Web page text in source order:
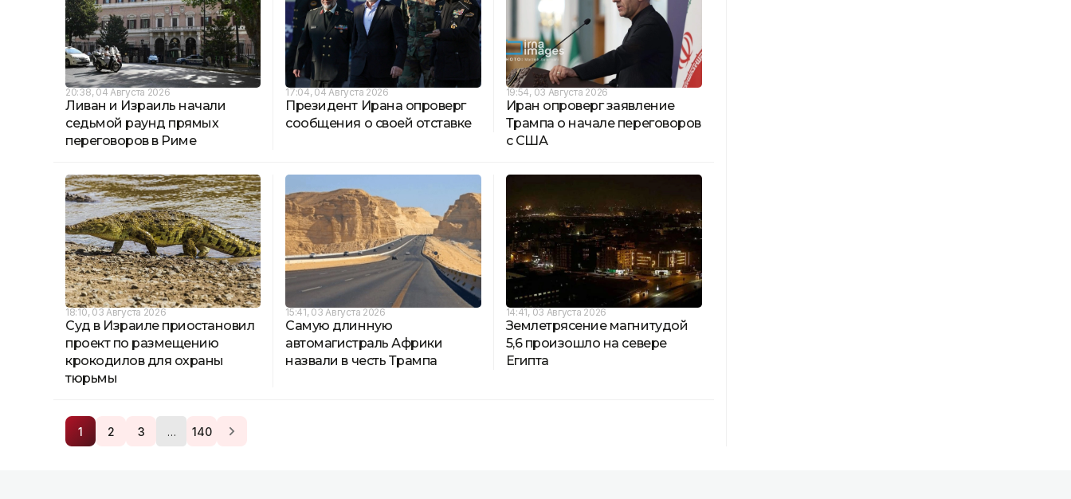
20:38, 04 Августа 2026
Ливан и Израиль начали
седьмой раунд прямых
переговоров в Риме
17:04, 04 Августа 2026
Президент Ирана опроверг
сообщения о своей отставке
19:54, 03 Августа 2026
Иран опроверг заявление
Трампа о начале переговоров
с США
18:10, 03 Августа 2026
Суд в Израиле приостановил
проект по размещению
крокодилов для охраны
тюрьмы
15:41, 03 Августа 2026
Самую длинную
автомагистраль Африки
назвали в честь Трампа
14:41, 03 Августа 2026
Землетрясение магнитудой
5,6 произошло на севере
Египта
1 2 3 … 140